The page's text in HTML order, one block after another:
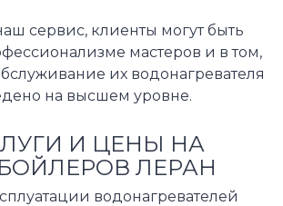
сервис, клиенты могут быть
мастеров и в том,
их водонагревателя
на высшем уровне.
И ЦЕНЫ НА
ЛЕРАН
водонагревателей